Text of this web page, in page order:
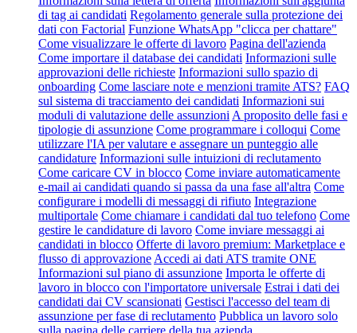
di tag ai candidati Regolamento generale sulla protezione dei
dati con Factorial Funzione WhatsApp "clicca per chattare"
Come visualizzare le offerte di lavoro Pagina dell'azienda
Come importare il database dei candidati Informazioni sulle
approvazioni delle richieste Informazioni sullo spazio di
onboarding Come lasciare note e menzioni tramite ATS? FAQ
sul sistema di tracciamento dei candidati Informazioni sui
moduli di valutazione delle assunzioni A proposito delle fasi e
tipologie di assunzione Come programmare i colloqui Come
utilizzare l'IA per valutare e assegnare un punteggio alle
candidature Informazioni sulle intuizioni di reclutamento
Come caricare CV in blocco Come inviare automaticamente
e-mail ai candidati quando si passa da una fase all'altra Come
configurare i modelli di messaggi di rifiuto Integrazione
multiportale Come chiamare i candidati dal tuo telefono Come
gestire le candidature di lavoro Come inviare messaggi ai
candidati in blocco Offerte di lavoro premium: Marketplace e
flusso di approvazione Accedi ai dati ATS tramite ONE
Informazioni sul piano di assunzione Importa le offerte di
lavoro in blocco con l'importatore universale Estrai i dati dei
candidati dai CV scansionati Gestisci l'accesso del team di
assunzione per fase di reclutamento Pubblica un lavoro solo
sulla pagina delle carriere della tua azienda